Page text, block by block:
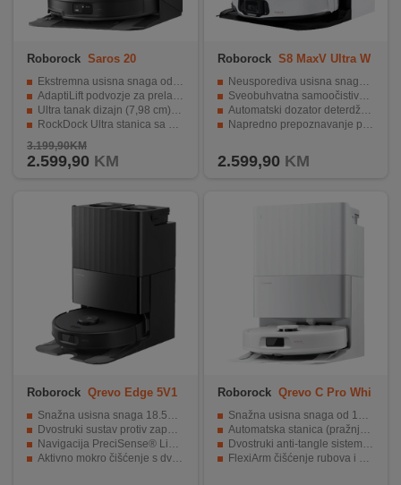
KAKO
KUPOVINA
INOSTRANSTVA
OZNAKE
UČINKOVITOSTI
Roborock Saros 20
Ekstremna usisna snaga od 36.000 Pa
AdaptiLift podvozje za prelazak visokih pragova
Ultra tanak dizajn (7,98 cm) za čišćenje ispod namještaja
RockDock Ultra stanica sa pranjem na 100°C
3.199,90KM
2.599,90 KM
Roborock S8 MaxV Ultra W
Neusporediva usisna snaga od 10.000 Pa
Sveobuhvatna samoočistiva priključna stanica
Automatski dozator deterdženta i automatsko pražnjenje prašine
Napredno prepoznavanje prepreka
2.599,90 KM
Roborock Qrevo Edge 5V1
Snažna usisna snaga 18.500 Pa
Dvostruki sustav protiv zapetljavanja
Navigacija PreciSense® LiDAR
Aktivno mokro čišćenje s dvostrukom rotirajućom krpom
Roborock Qrevo C Pro Whi
Snažna usisna snaga od 18.500 Pa
Automatska stanica (pražnjenje, pranje i sušenje krpa)
Dvostruki anti-tangle sistem za dlake
FlexiArm čišćenje rubova i uglova